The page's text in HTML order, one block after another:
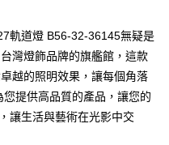
」的支付方式。 讓您購物簡單
儲值。
結帳。
軌道燈 B56-32-36145無疑是
灣燈飾品牌的旗艦館，這款
越的照明效果，讓每個角落
提供高品質的產品，讓您的
讓生活與藝術在光影中交